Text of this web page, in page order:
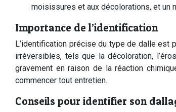
moisissures et aux décolorations, et un
Importance de l’identification
L’identification précise du type de dalle est
irréversibles, tels que la décoloration,
gravement en raison de la réaction
commencer tout entretien.
Conseils pour identifier son